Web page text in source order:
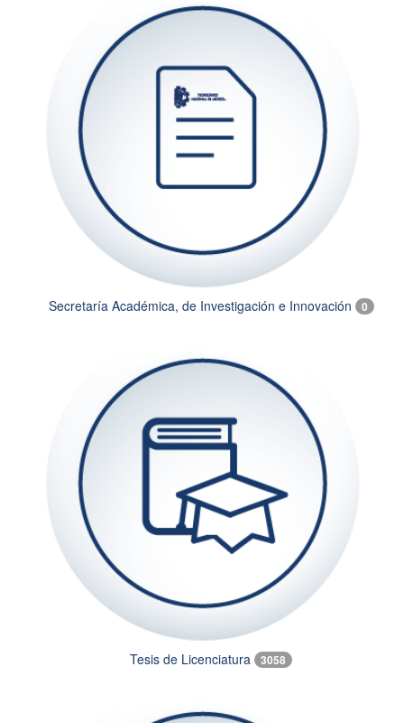
Secretaría Académica, de Investigación e Innovación 0
Tesis de Licenciatura 3058